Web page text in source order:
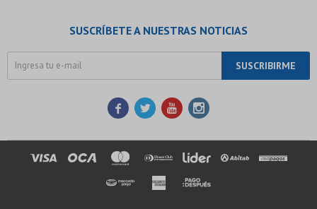
SUSCRÍBETE A NUESTRAS NOTICIAS
SUSCRIBIRME
   